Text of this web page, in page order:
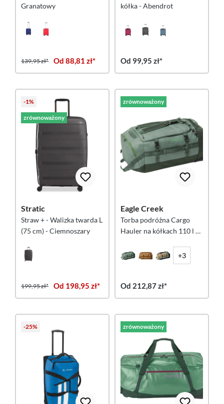
Granatowy
139,95 zł* Od 88,81 zł*
kółka - Abendrot
Od 99,95 zł*
-1%
zrównoważony
Stratic
Straw + - Walizka twarda L
(75 cm) - Ciemnoszary
199,95 zł* Od 198,95 zł*
zrównoważony
Eagle Creek
Torba podróżna Cargo
Hauler na kółkach 110 l –
+3
Od 212,87 zł*
-25% zrównoważony